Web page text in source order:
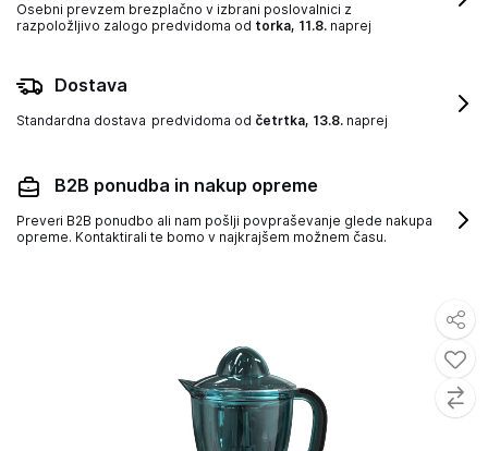
Osebni prevzem brezplačno v izbrani poslovalnici z
razpoložljivo zalogo predvidoma od torka, 11.8. naprej
Dostava
Standardna dostava predvidoma od četrtka, 13.8. naprej
B2B ponudba in nakup opreme
Preveri B2B ponudbo ali nam pošlji povpraševanje glede nakupa
opreme. Kontaktirali te bomo v najkrajšem možnem času.